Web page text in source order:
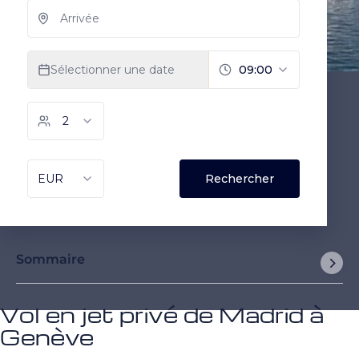
Sommaire
Vol en jet privé de Madrid à
Genève